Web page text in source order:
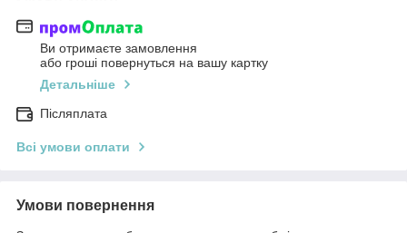
Ви отримаєте замовлення
або гроші повернуться на вашу картку
Детальніше
Післяплата
Всі умови оплати
Умови повернення